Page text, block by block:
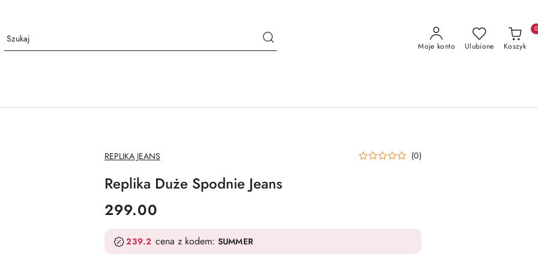
Moje konto Ulubione Koszyk
0
NAZWA
PRODUCENTA:
REPLIKA JEANS (0)
Replika Duże Spodnie Jeans
cena:
299.00
239.2 cena z kodem: SUMMER